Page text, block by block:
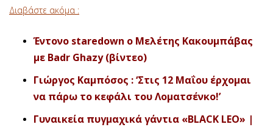
Διαβάστε ακόμα :
Έντονο staredown ο Μελέτης Κακουμπάβας
με Badr Ghazy (βίντεο)
Γιώργος Καμπόσος : ‘Στις 12 Μαΐου έρχομαι
να πάρω το κεφάλι του Λοματσένκο!’
Γυναικεία πυγμαχικά γάντια «BLACK LEO» |